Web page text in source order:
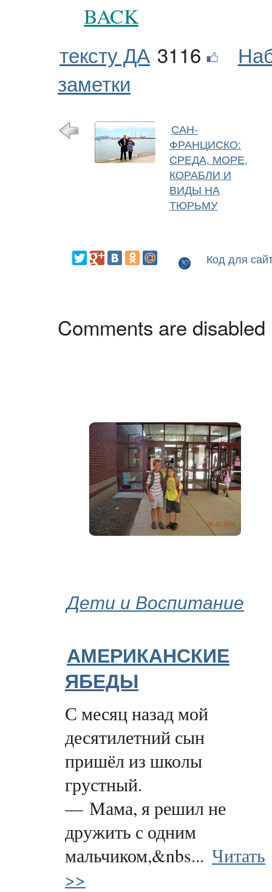
BACK
тексту ДА 3116
заметки
САН-
ФРАНЦИСКО:
СРЕДА, МОРЕ,
КОРАБЛИ И
ВИДЫ НА
ТЮРЬМУ
Код для
Comments are disabled
Дети и Воспитание
АМЕРИКАНСКИЕ
ЯБЕДЫ
С месяц назад мой
десятилетний сын
пришёл из школы
грустный.
— Мама, я решил не
дружить с одним
мальчиком,&nbs... Читать
>>